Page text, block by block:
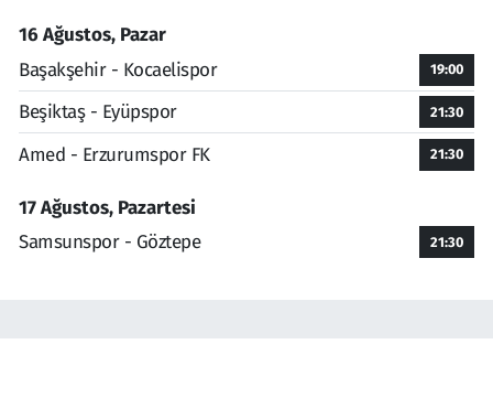
16 Ağustos, Pazar
Başakşehir - Kocaelispor
19:00
Beşiktaş - Eyüpspor 21:30
Amed - Erzurumspor FK 21:30
17 Ağustos, Pazartesi
Samsunspor - Göztepe
21:30